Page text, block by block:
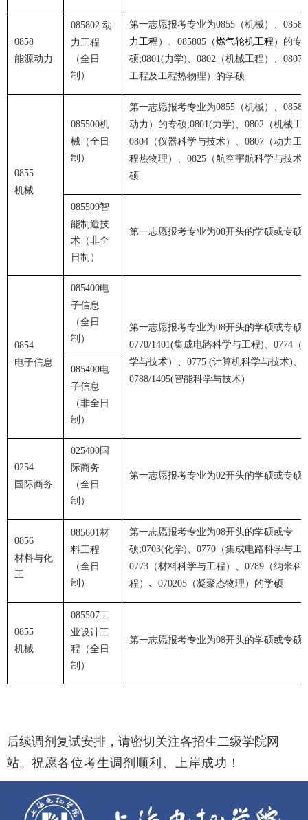
0858
能源动力
085802 动
力工程
（全日
制）
第一志愿报考专业为0855 （机械）、
力工程 ）、 085805 （燃气轮机工程 ）的专
硕;0801(力学) 0802 （机械工程）、 0807
工程及工程热物理）的学硕
0855
机械
085500机
械（全日
制）
第一志愿报考专业为0855 （机械）、 0858
动力）的专硕;0801(力学) 0802 （机械工
0804 （仪器科学与技术）、 0807 （动力工
程热物理）、 0825 （航空宇航科学与技术
硕
085509智
能制造技
术（非全
日制）
第一志愿报考专业为08开头的学硕或专硕
0854
电子信息
085400电
子信息
（全日
制）
第一志愿报考专业为08开头的学硕或专硕
0770/1401(集成电路科学与工程) 0774
学与技术）、 0775 (计算机科学与技术)
0788/1405(智能科学与技术)
085400电
子信息
（非全日
制）
0254
国际商务
025400国
际商务
（全日
制）
第一志愿报考专业为02开头的学硕或专硕
0856
材料与化
工
085601材
料工程
（全日
制）
第一志愿报考专业为08开头的学硕或专
硕;0703(化学) 0770 （集成电路科学与工
0773 （材料科学与工程）、 0789 （纳米科
程） 、 070205 （凝聚态物理）的学硕
0855
机械
085507工
业设计工
程（全日
制）
第一志愿报考专业为08开头的学硕或专硕
后续调剂复试安排，请密切关注各招生二级学院网
站。 祝愿各位考生调剂顺利、上岸成功！